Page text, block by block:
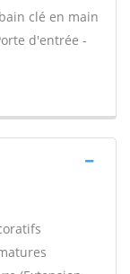
clé en main
d'entrée -